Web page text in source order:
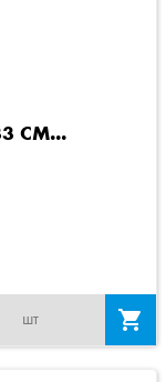
СМ...
шт 